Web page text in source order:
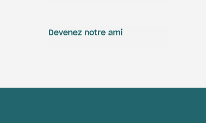
Devenez notre ami